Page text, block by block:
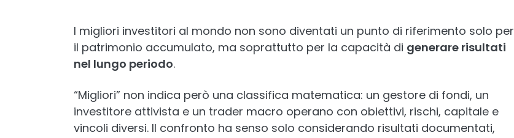
I migliori investitori al mondo non sono diventati un punto di riferimento solo per
il patrimonio accumulato, ma soprattutto per la capacità di generare risultati
nel lungo periodo.
“Migliori” non indica però una classifica matematica: un gestore di fondi, un
investitore attivista e un trader macro operano con obiettivi, rischi, capitale e
vincoli diversi. Il confronto ha senso solo considerando risultati documentati,